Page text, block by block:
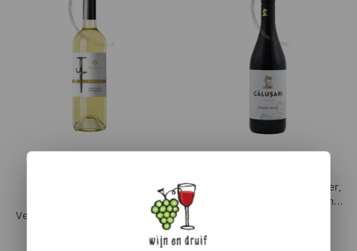
Vermentino di Sardegna heeft
een frisse en minerale smaak,
met tonen van citrus, rijpe
Deze Pinot Noir is een donker,
rijke en krachtige rode wijn met